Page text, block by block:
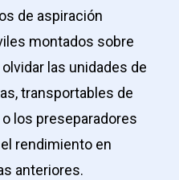
de aspiración
montados sobre
las unidades de
transportables de
los preseparadores
rendimiento en
anteriores.